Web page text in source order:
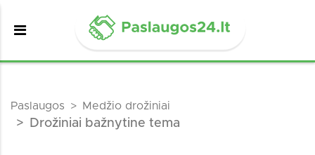
Paslaugos Medžio drožiniai
Drožiniai bažnytine tema